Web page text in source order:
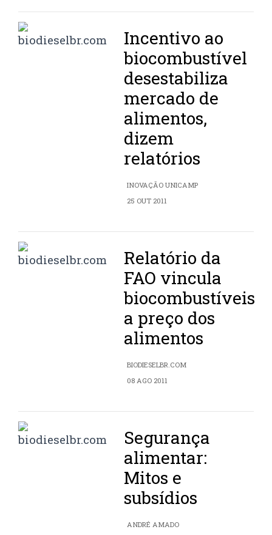
Incentivo ao
biocombustível
desestabiliza
mercado de
alimentos,
dizem
relatórios
INOVAÇÃO UNICAMP
25 OUT 2011
Relatório da
FAO vincula
biocombustíveis
a preço dos
alimentos
BIODIESELBR.COM
08 AGO 2011
Segurança
alimentar:
Mitos e
subsídios
ANDRÉ AMADO